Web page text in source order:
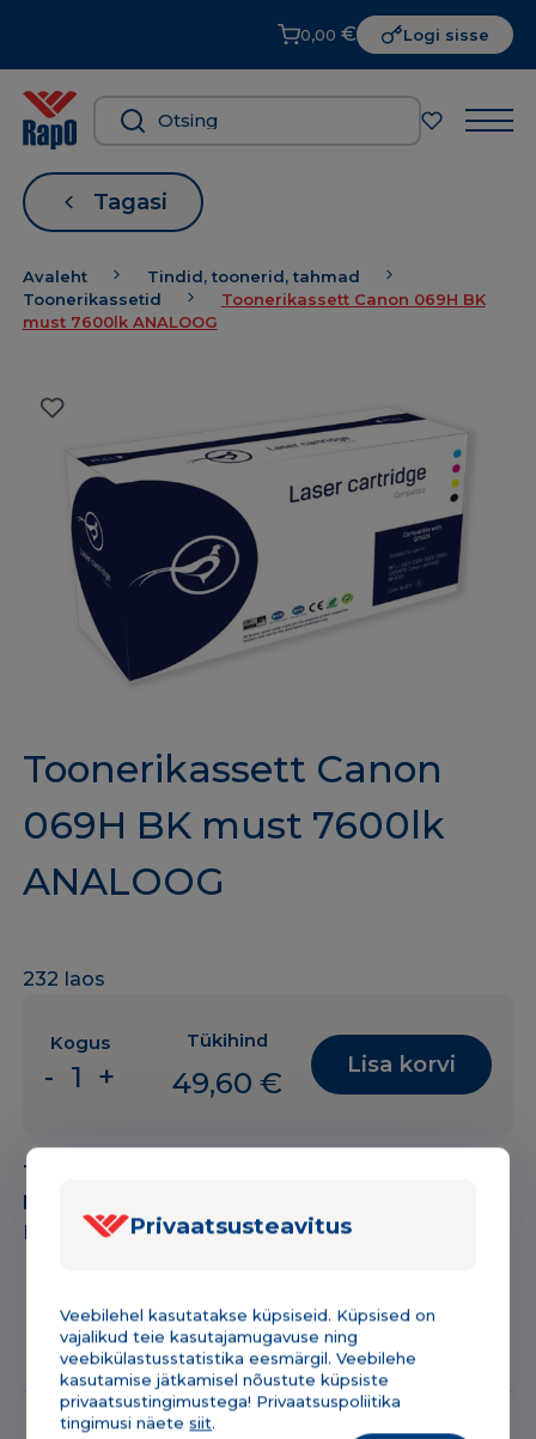
Privaatsusteavitus
Veebilehel kasutatakse küpsiseid. Küpsised on
vajalikud teie kasutajamugavuse ning
veebikülastusstatistika eesmärgil. Veebilehe
kasutamise jätkamisel nõustute küpsiste
privaatsustingimustega! Privaatsuspoliitika
tingimusi näetesiit.
0,00 € Logi sisse
Tagasi
Avaleht
Tindid, toonerid, tahmad
Toonerikassetid
Toonerikassett Canon 069H BK
must 7600lk ANALOOG
Toonerikassett Canon
069H BK must 7600lk
ANALOOG
232 laos
Kogus
-Toonerikassett
069H
must
7600lk
+
Tükihind
49,60€
Lisa korvi
Tootekood:
Kategooria:
Bränd:Canon
Kirjeldus & tehniline info Lisainfo